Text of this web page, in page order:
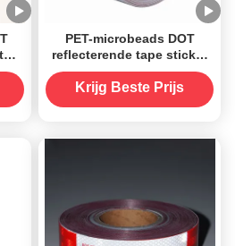
PET-microbeads DOT
reflecterende tape sticker
voor vrachtwagen
Krijg Beste Prijs